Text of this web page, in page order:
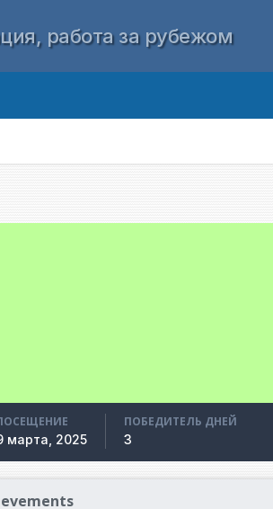
работа за рубежом
марта, 2025
ПОБЕДИТЕЛЬ ДНЕЙ
3